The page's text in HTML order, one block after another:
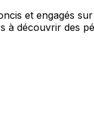
et engagés
découvrir des